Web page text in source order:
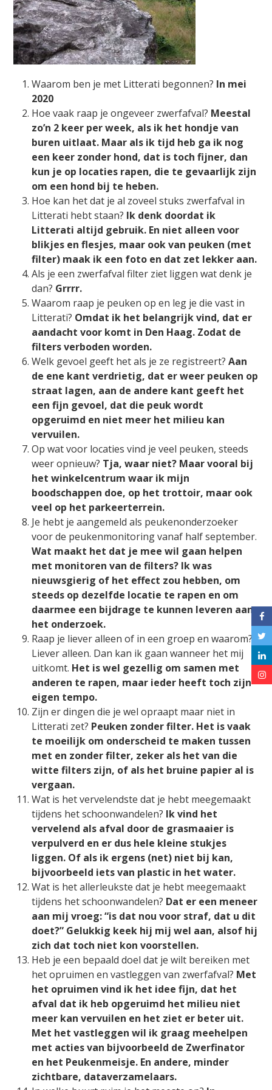
Waarom ben je met Litterati begonnen? In mei
2020
Hoe vaak raap je ongeveer zwerfafval? Meestal
zo’n 2 keer per week, als ik het hondje van
buren uitlaat. Maar als ik tijd heb ga ik nog
een keer zonder hond, dat is toch fijner, dan
kun je op locaties rapen, die te gevaarlijk zijn
om een hond bij te heben.
Hoe kan het dat je al zoveel stuks zwerfafval in
Litterati hebt staan? Ik denk doordat ik
Litterati altijd gebruik. En niet alleen voor
blikjes en flesjes, maar ook van peuken (met
filter) maak ik een foto en dat zet lekker aan.
Als je een zwerfafval filter ziet liggen wat denk je
dan? Grrrr.
Waarom raap je peuken op en leg je die vast in
Litterati? Omdat ik het belangrijk vind, dat er
aandacht voor komt in Den Haag. Zodat de
filters verboden worden.
Welk gevoel geeft het als je ze registreert?Aan
de ene kant verdrietig, dat er weer peuken op
straat lagen, aan de andere kant geeft het
een fijn gevoel, dat die peuk wordt
opgeruimd en niet meer het milieu kan
vervuilen.
Op wat voor locaties vind je veel peuken, steeds
weer opnieuw? Tja, waar niet? Maar vooral bij
het winkelcentrum waar ik mijn
boodschappen doe, op het trottoir, maar ook
veel op het parkeerterrein.
Je hebt je aangemeld als peukenonderzoeker
voor de peukenmonitoring vanaf half september.
Wat maakt het dat je mee wil gaan helpen
met monitoren van de filters? Ik was
nieuwsgierig of het effect zou hebben, om
steeds op dezelfde locatie te rapen en om
daarmee een bijdrage te kunnen leveren aan
het onderzoek.
Raap je liever alleen of in een groep en waarom?
Liever alleen. Dan kan ik gaan wanneer het mij
uitkomt. Het is wel gezellig om samen met
anderen te rapen, maar ieder heeft toch zijn
eigen tempo.
Zijn er dingen die je wel opraapt maar niet in
Litterati zet? Peuken zonder filter. Het is vaak
te moeilijk om onderscheid te maken tussen
met en zonder filter, zeker als het van die
witte filters zijn, of als het bruine papier al is
vergaan.
Wat is het vervelendste dat je hebt meegemaakt
tijdens het schoonwandelen? Ik vind het
vervelend als afval door de grasmaaier is
verpulverd en er dus hele kleine stukjes
liggen. Of als ik ergens (net) niet bij kan,
bijvoorbeeld iets van plastic in het water.
Wat is het allerleukste dat je hebt meegemaakt
tijdens het schoonwandelen? Dat er een meneer
aan mij vroeg: “is dat nou voor straf, dat u dit
doet?” Gelukkig keek hij mij wel aan, alsof hij
zich dat toch niet kon voorstellen.
Heb je een bepaald doel dat je wilt bereiken met
het opruimen en vastleggen van zwerfafval? Met
het opruimen vind ik het idee fijn, dat het
afval dat ik heb opgeruimd het milieu niet
meer kan vervuilen en het ziet er beter uit.
Met het vastleggen wil ik graag meehelpen
met acties van bijvoorbeeld de Zwerfinator
en het Peukenmeisje. En andere, minder
zichtbare, dataverzamelaars.